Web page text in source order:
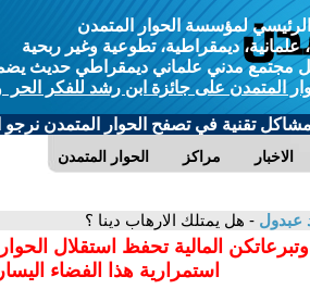
لمؤسسة الحوار المتمدن
علمانية، ديمقراطية، تطوعية وغير ربحية
مجتمع مدني علماني ديمقراطي حديث يضمن
المتمدن على جائزة ابن رشد للفكر الحر
مشاكل تقنية في تصفح الحوار المتمدن نرجو
الحوار المتمدن مراكز الاخبار
عبدول - هل يمتلك الارهاب دينا ؟
المالية تحفظ استقلال
استمرارية هذا الفضاء